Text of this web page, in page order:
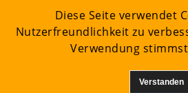
Diese Seite verwendet
Nutzerfreundlichkeit zu
Verwendung
Verstanden